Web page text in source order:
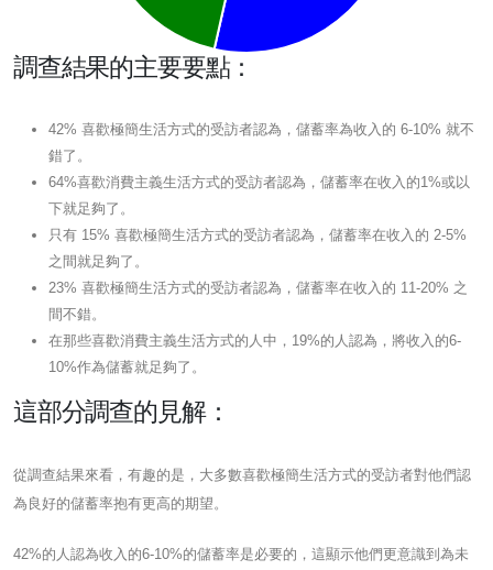
調查結果的主要要點：
42% 喜歡極簡生活方式的受訪者認為，儲蓄率為收入的 6-10% 就不
錯了。
64%喜歡消費主義生活方式的受訪者認為，儲蓄率在收入的1%或以
下就足夠了。
只有 15% 喜歡極簡生活方式的受訪者認為，儲蓄率在收入的 2-5%
之間就足夠了。
23% 喜歡極簡生活方式的受訪者認為，儲蓄率在收入的 11-20% 之
間不錯。
在那些喜歡消費主義生活方式的人中，19%的人認為，將收入的6-
10%作為儲蓄就足夠了。
這部分調查的見解：
從調查結果來看，有趣的是，大多數喜歡極簡生活方式的受訪者對他們認
為良好的儲蓄率抱有更高的期望。
42%的人認為收入的6-10%的儲蓄率是必要的，這顯示他們更意識到為未